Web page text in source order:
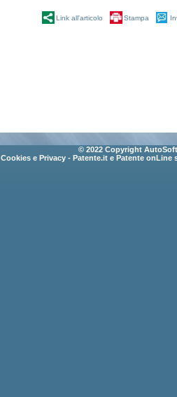
Link all'articolo Stampa
© 2022 Copyright
Cookies e Privacy - Patente.it e Patente onLine